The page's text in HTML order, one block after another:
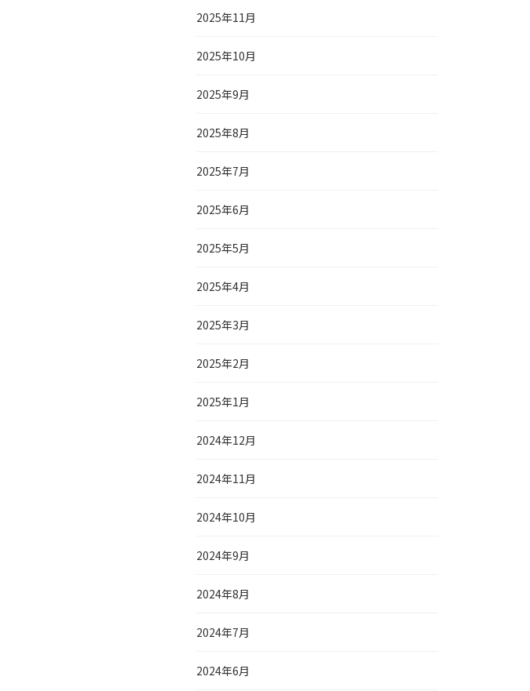
2025年11月
2025年10月
2025年9月
2025年8月
2025年7月
2025年6月
2025年5月
2025年4月
2025年3月
2025年2月
2025年1月
2024年12月
2024年11月
2024年10月
2024年9月
2024年8月
2024年7月
2024年6月